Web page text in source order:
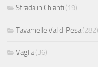
Strada in Chianti (19)
Tavarnelle Val di Pesa(282)
Vaglia(36)